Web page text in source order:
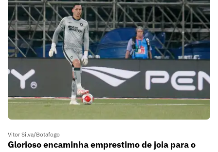
Vitor Silva/Botafogo
Glorioso encaminha emprestimo de joia para o